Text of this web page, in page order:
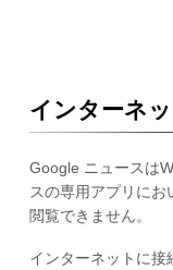
インターネ
Google ニュースは
スの専用アプリにお
閲覧できません。
インターネットに接